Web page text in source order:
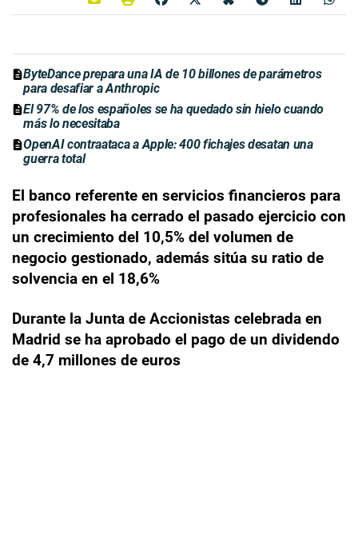
ByteDance prepara una IA de 10 billones de parámetros
para desafiar a Anthropic
El 97% de los españoles se ha quedado sin hielo cuando
más lo necesitaba
OpenAI contraataca a Apple: 400 fichajes desatan una
guerra total
El banco referente en servicios financieros para
profesionales ha cerrado el pasado ejercicio con
un crecimiento del 10,5% del volumen de
negocio gestionado, además sitúa su ratio de
solvencia en el 18,6%
Durante la Junta de Accionistas celebrada en
Madrid se ha aprobado el pago de un dividendo
de 4,7 millones de euros